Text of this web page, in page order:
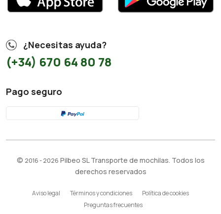
¿Necesitas ayuda?
(+34) 670 64 80 78
Pago seguro
© 2016 - 2026 Pilbeo SL Transporte de mochilas. Todos los
derechos reservados
Aviso legal Términos y condiciones
Política de cookies
Preguntas frecuentes